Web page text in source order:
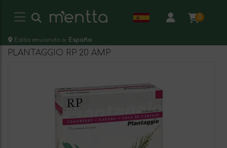
0
Estás enviando a: España
PLANTAGGIO RP 20 AMP